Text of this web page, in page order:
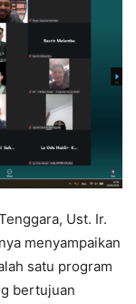
Ust. Ir.
menyampaikan
satu program
bertujuan